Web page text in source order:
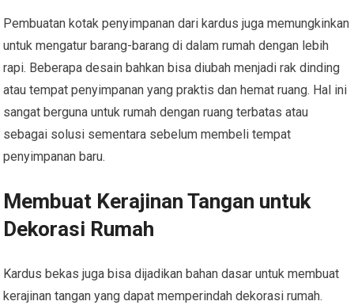
Pembuatan kotak penyimpanan dari kardus juga memungkinkan
untuk mengatur barang-barang di dalam rumah dengan lebih
rapi. Beberapa desain bahkan bisa diubah menjadi rak dinding
atau tempat penyimpanan yang praktis dan hemat ruang. Hal ini
sangat berguna untuk rumah dengan ruang terbatas atau
sebagai solusi sementara sebelum membeli tempat
penyimpanan baru.
Membuat Kerajinan Tangan untuk
Dekorasi Rumah
Kardus bekas juga bisa dijadikan bahan dasar untuk membuat
kerajinan tangan yang dapat memperindah dekorasi rumah.